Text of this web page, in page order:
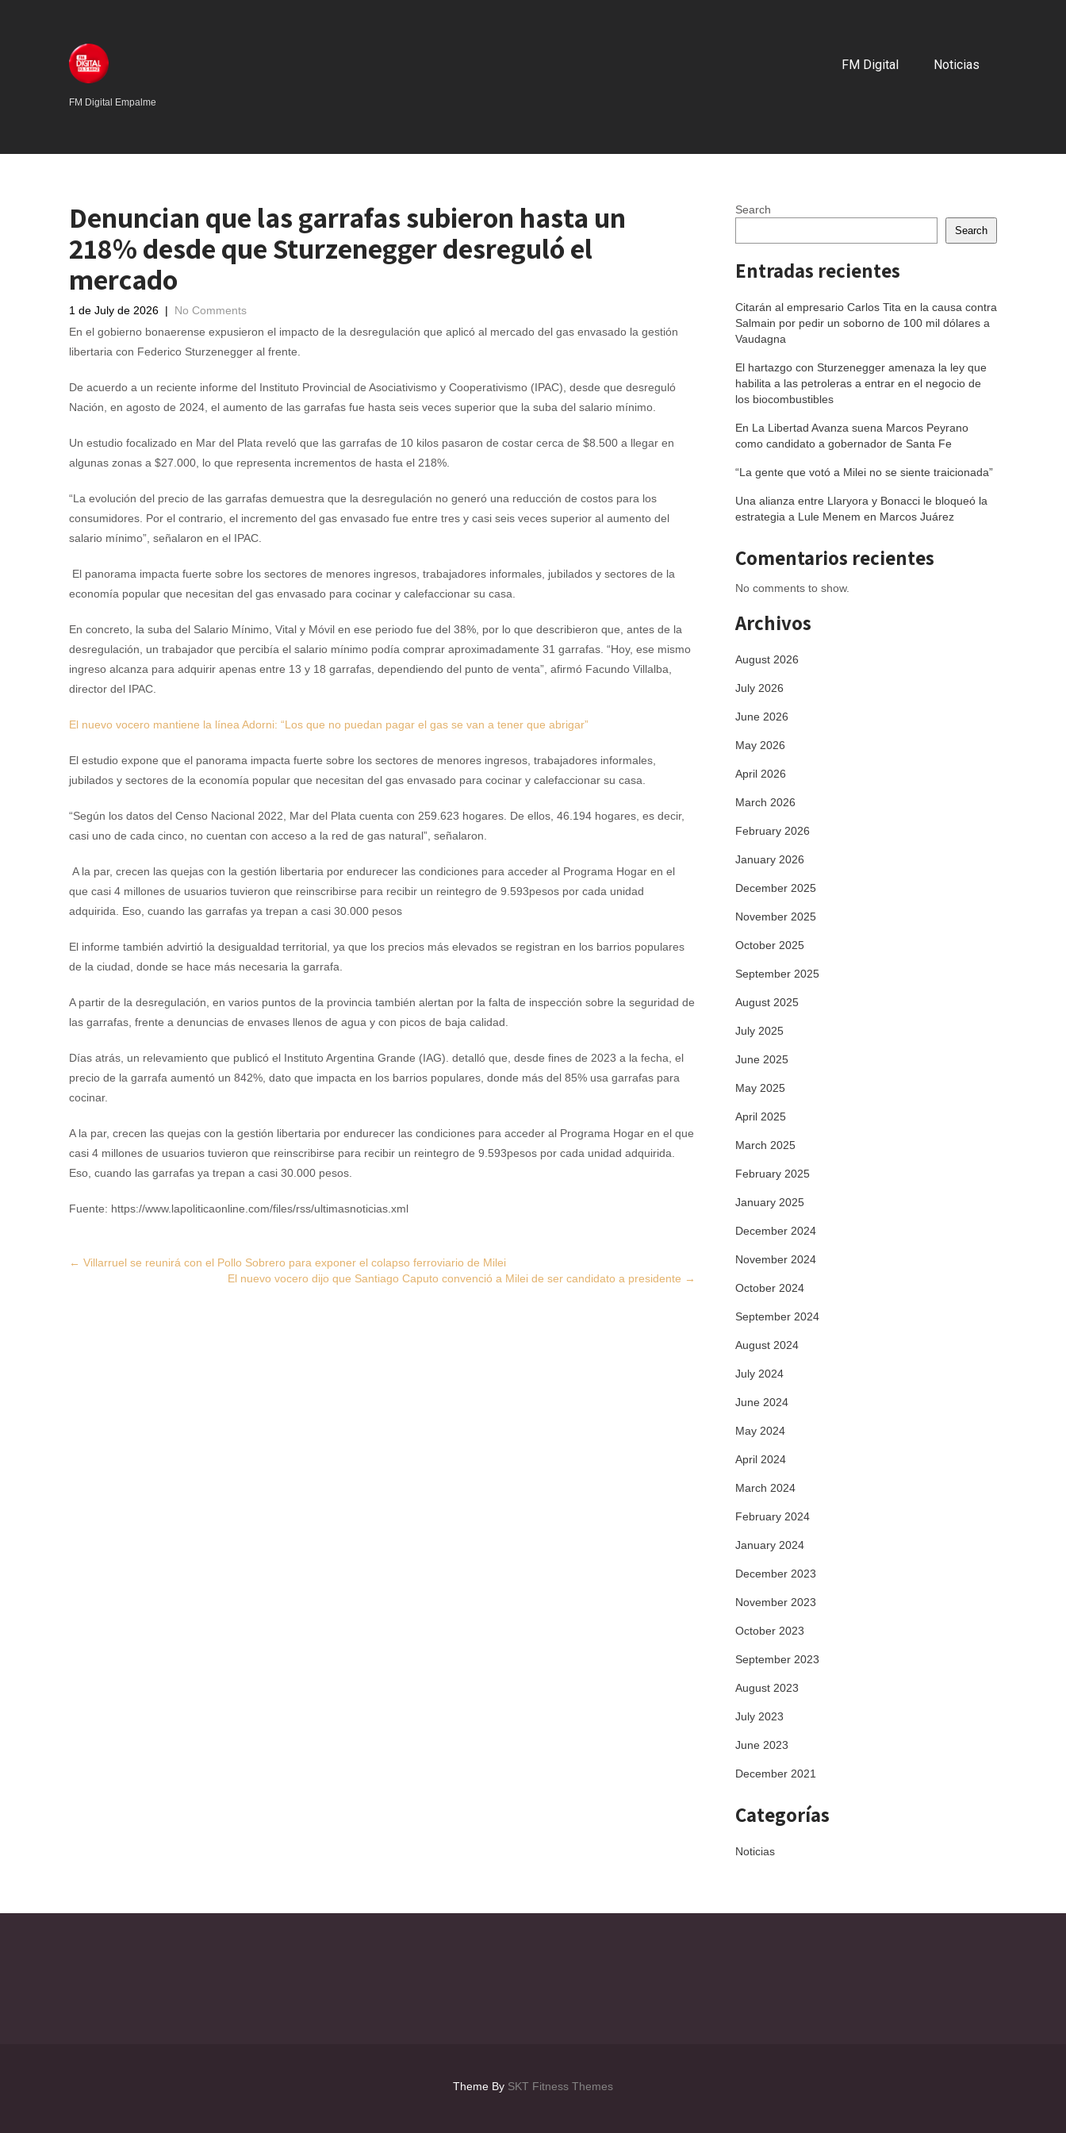
FM Digital Empalme
FM Digital Noticias
Denuncian que las garrafas subieron hasta un
218% desde que Sturzenegger desreguló el
mercado
1 de July de 2026 | No Comments
En el gobierno bonaerense expusieron el impacto de la desregulación que aplicó al mercado del gas envasado la gestión
libertaria con Federico Sturzenegger al frente.
De acuerdo a un reciente informe del Instituto Provincial de Asociativismo y Cooperativismo (IPAC), desde que desreguló
Nación, en agosto de 2024, el aumento de las garrafas fue hasta seis veces superior que la suba del salario mínimo.
Un estudio focalizado en Mar del Plata reveló que las garrafas de 10 kilos pasaron de costar cerca de $8.500 a llegar en
algunas zonas a $27.000, lo que representa incrementos de hasta el 218%.
“La evolución del precio de las garrafas demuestra que la desregulación no generó una reducción de costos para los
consumidores. Por el contrario, el incremento del gas envasado fue entre tres y casi seis veces superior al aumento del
salario mínimo”, señalaron en el IPAC.
El panorama impacta fuerte sobre los sectores de menores ingresos, trabajadores informales, jubilados y sectores de la
economía popular que necesitan del gas envasado para cocinar y calefaccionar su casa.
En concreto, la suba del Salario Mínimo, Vital y Móvil en ese periodo fue del 38%, por lo que describieron que, antes de la
desregulación, un trabajador que percibía el salario mínimo podía comprar aproximadamente 31 garrafas. “Hoy, ese mismo
ingreso alcanza para adquirir apenas entre 13 y 18 garrafas, dependiendo del punto de venta”, afirmó Facundo Villalba,
director del IPAC.
El nuevo vocero mantiene la línea Adorni: “Los que no puedan pagar el gas se van a tener que abrigar”
El estudio expone que el panorama impacta fuerte sobre los sectores de menores ingresos, trabajadores informales,
jubilados y sectores de la economía popular que necesitan del gas envasado para cocinar y calefaccionar su casa.
“Según los datos del Censo Nacional 2022, Mar del Plata cuenta con 259.623 hogares. De ellos, 46.194 hogares, es decir,
casi uno de cada cinco, no cuentan con acceso a la red de gas natural”, señalaron.
A la par, crecen las quejas con la gestión libertaria por endurecer las condiciones para acceder al Programa Hogar en el
que casi 4 millones de usuarios tuvieron que reinscribirse para recibir un reintegro de 9.593pesos por cada unidad
adquirida. Eso, cuando las garrafas ya trepan a casi 30.000 pesos
El informe también advirtió la desigualdad territorial, ya que los precios más elevados se registran en los barrios populares
de la ciudad, donde se hace más necesaria la garrafa.
A partir de la desregulación, en varios puntos de la provincia también alertan por la falta de inspección sobre la seguridad de
las garrafas, frente a denuncias de envases llenos de agua y con picos de baja calidad.
Días atrás, un relevamiento que publicó el Instituto Argentina Grande (IAG). detalló que, desde fines de 2023 a la fecha, el
precio de la garrafa aumentó un 842%, dato que impacta en los barrios populares, donde más del 85% usa garrafas para
cocinar.
A la par, crecen las quejas con la gestión libertaria por endurecer las condiciones para acceder al Programa Hogar en el que
casi 4 millones de usuarios tuvieron que reinscribirse para recibir un reintegro de 9.593pesos por cada unidad adquirida.
Eso, cuando las garrafas ya trepan a casi 30.000 pesos.
Fuente: https://www.lapoliticaonline.com/files/rss/ultimasnoticias.xml
Post
← Villarruel se reunirá con el Pollo Sobrero para exponer el colapso ferroviario de Milei
El nuevo vocero dijo que Santiago Caputo convenció a Milei de ser candidato a presidente →
Search
Search
Entradas recientes
Citarán al empresario Carlos Tita en la causa contra
Salmain por pedir un soborno de 100 mil dólares a
Vaudagna
El hartazgo con Sturzenegger amenaza la ley que
habilita a las petroleras a entrar en el negocio de
los biocombustibles
En La Libertad Avanza suena Marcos Peyrano
como candidato a gobernador de Santa Fe
“La gente que votó a Milei no se siente traicionada”
Una alianza entre Llaryora y Bonacci le bloqueó la
estrategia a Lule Menem en Marcos Juárez
Comentarios recientes
No comments to show.
Archivos
August 2026
July 2026
June 2026
May 2026
April 2026
March 2026
February 2026
January 2026
December 2025
November 2025
October 2025
September 2025
August 2025
July 2025
June 2025
May 2025
April 2025
March 2025
February 2025
January 2025
December 2024
November 2024
October 2024
September 2024
August 2024
July 2024
June 2024
May 2024
April 2024
March 2024
February 2024
January 2024
December 2023
November 2023
October 2023
September 2023
August 2023
July 2023
June 2023
December 2021
Categorías
Noticias
Theme By SKT Fitness Themes